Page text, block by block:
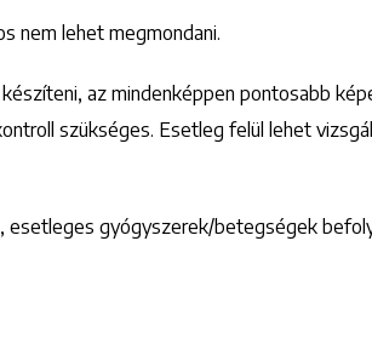
nem lehet megmondani.
az mindenképpen pontosabb
szükséges. Esetleg felül lehet
esetleges gyógyszerek/betegségek